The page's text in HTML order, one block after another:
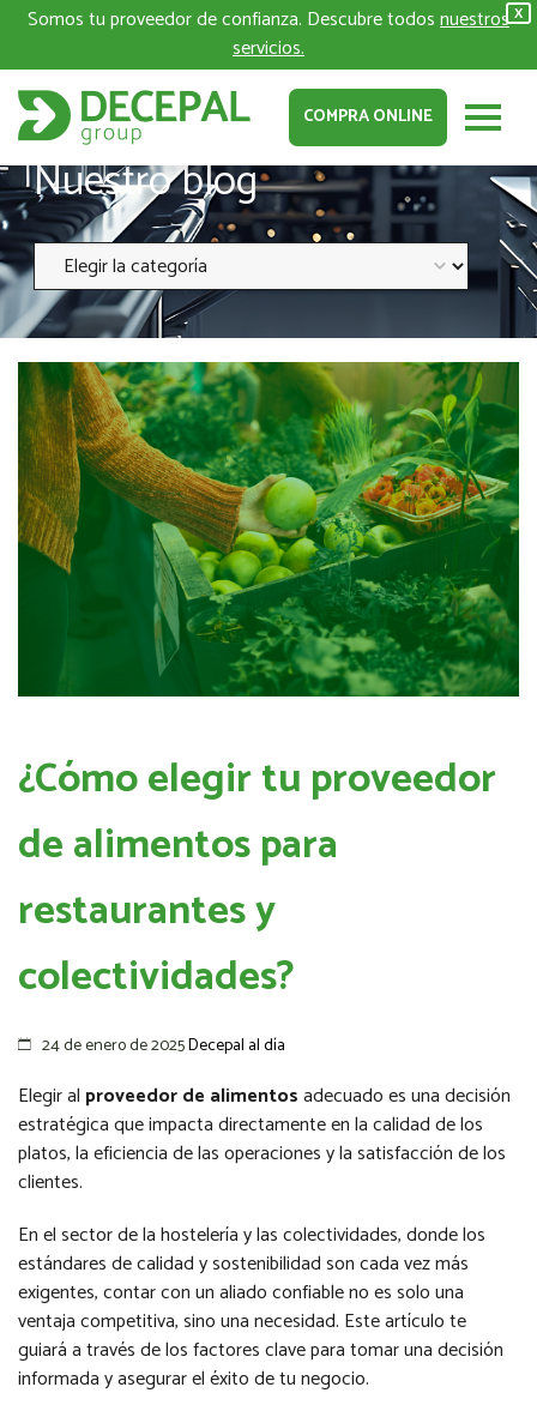
X
Somos tu proveedor de confianza. Descubre todosnuestros
servicios.
COMPRA ONLINE
Nuestro blog
¿Cómo elegir tu proveedor
de alimentos para
restaurantes y
colectividades?
24 de enero de 2025Decepal al día
Elegir al proveedor de alimentosadecuado es una decisión
estratégica que impacta directamente en la calidad de los
platos, la eficiencia de las operaciones y la satisfacción de los
clientes.
En el sector de la hostelería y las colectividades, donde los
estándares de calidad y sostenibilidad son cada vez más
exigentes, contar con un aliado confiable no es solo una
ventaja competitiva, sino una necesidad. Este artículo te
guiará a través de los factores clave para tomar una decisión
informada y asegurar el éxito de tu negocio.